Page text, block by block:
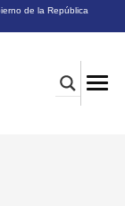
de la República
utilizan